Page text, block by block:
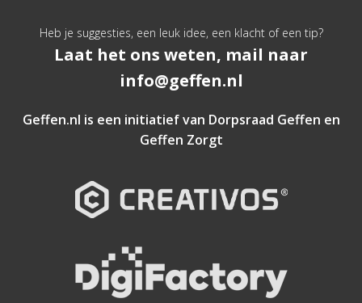
Heb je suggesties, een leuk idee, een klacht of een tip?
Laat het ons weten, mail naar
info@geffen.nl
Geffen.nl is een initiatief van Dorpsraad Geffen en
Geffen Zorgt